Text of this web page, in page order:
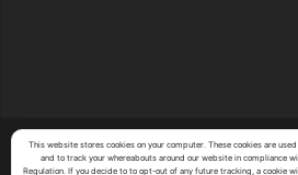
Copyright (C)Y's System Factory
This website stores cookies on your computer. These cookies are
and to track your whereabouts around our website in compliance
Regulation. If you decide to to opt-out of any future tracking, a cookie